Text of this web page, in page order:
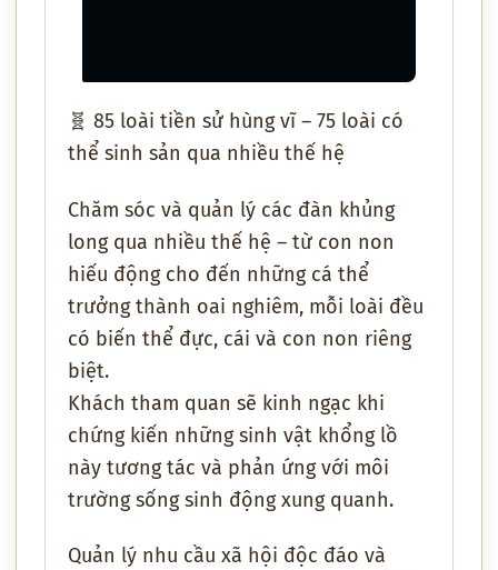
🧬 85 loài tiền sử hùng vĩ – 75 loài có
thể sinh sản qua nhiều thế hệ
Chăm sóc và quản lý các đàn khủng
long qua nhiều thế hệ – từ con non
hiếu độngcho đến những cá thể
trưởng thành oai nghiêm, mỗi loài đều
có biến thể đực, cái và con non riêng
biệt.
Khách tham quan sẽ kinh ngạc khi
chứng kiến những sinh vật khổng lồ
này tương tác và phản ứngvới môi
trường sống sinh động xung quanh.
Quản lý nhu cầu xã hội độc đáo và